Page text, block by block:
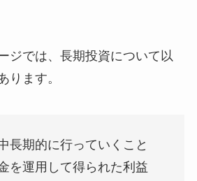
ジでは、長期投資について以
ります。
長期的に行っていくこと
を運用して得られた利益